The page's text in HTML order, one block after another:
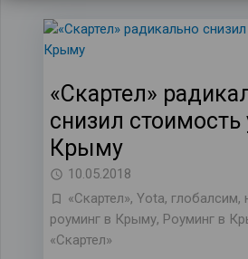
«Скартел»
снизил стоимость
Крыму
10.05.2018
«Скартел», Yota, глобалсим,
роуминг в Крыму, Роуминг в
«Скартел»